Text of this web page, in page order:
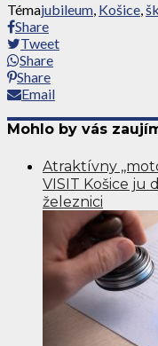
Témajubileum, Košice,
Share
Tweet
Share
Share
Email
Mohlo by vás
Atraktívny
VISIT Košice ju
železnici